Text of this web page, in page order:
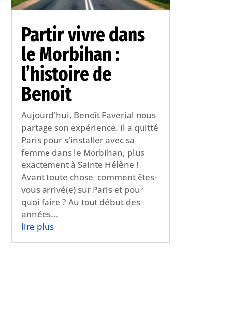
Partir vivre dans
le Morbihan :
l’histoire de
Benoit
Aujourd'hui, Benoît Faverial nous
partage son expérience. Il a quitté
Paris pour s'installer avec sa
femme dans le Morbihan, plus
exactement à Sainte Hélène !
Avant toute chose, comment êtes-
vous arrivé(e) sur Paris et pour
quoi faire ? Au tout début des
années...
lire plus